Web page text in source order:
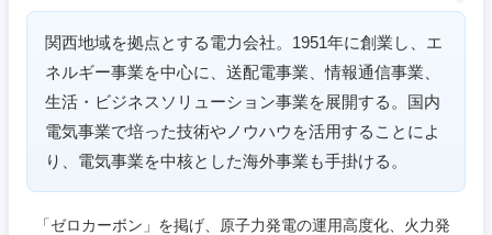
関西地域を拠点とする電力会社。1951年に創業し、エ
ネルギー事業を中心に、送配電事業、情報通信事業、
生活・ビジネスソリューション事業を展開する。国内
電気事業で培った技術やノウハウを活用することによ
り、電気事業を中核とした海外事業も手掛ける。
「ゼロカーボン」を掲げ、原子力発電の運用高度化、火力発
愛知県 三重県